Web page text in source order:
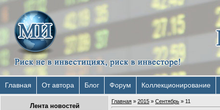
Главная От автора Блог Форум Коллекционирование
Лента новостей
Главная » 2015 » Сентябрь » 11